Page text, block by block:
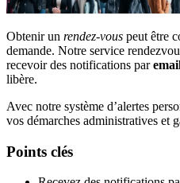
Obtenir un rendez-vous peut être
demande. Notre service
recevoir des notifications par
libère.
Avec notre système d’alertes
vos démarches administratives et
Points clés